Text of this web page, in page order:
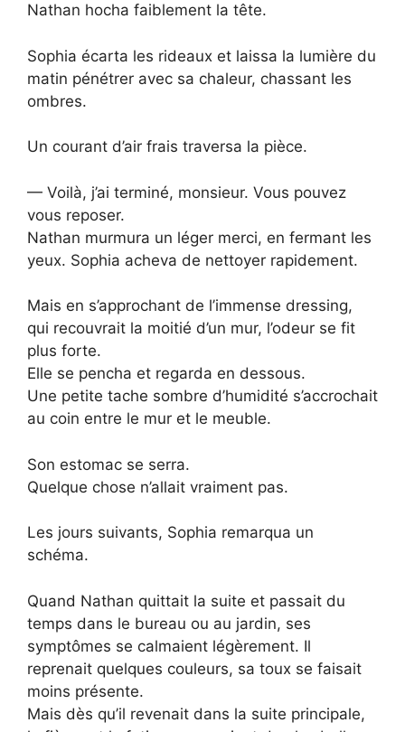
Nathan hocha faiblement la tête.
Sophia écarta les rideaux et laissa la lumière du
matin pénétrer avec sa chaleur, chassant les
ombres.
Un courant d’air frais traversa la pièce.
— Voilà, j’ai terminé, monsieur. Vous pouvez
vous reposer.
Nathan murmura un léger merci, en fermant les
yeux. Sophia acheva de nettoyer rapidement.
Mais en s’approchant de l’immense dressing,
qui recouvrait la moitié d’un mur, l’odeur se fit
plus forte.
Elle se pencha et regarda en dessous.
Une petite tache sombre d’humidité s’accrochait
au coin entre le mur et le meuble.
Son estomac se serra.
Quelque chose n’allait vraiment pas.
Les jours suivants, Sophia remarqua un
schéma.
Quand Nathan quittait la suite et passait du
temps dans le bureau ou au jardin, ses
symptômes se calmaient légèrement. Il
reprenait quelques couleurs, sa toux se faisait
moins présente.
Mais dès qu’il revenait dans la suite principale,